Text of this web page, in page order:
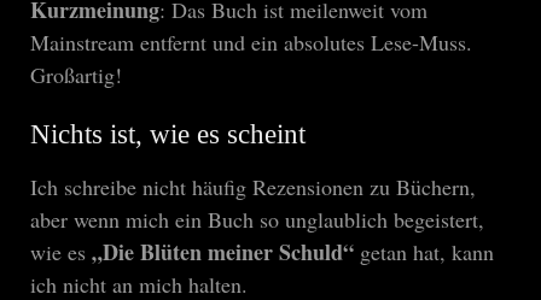
Kurzmeinung: Das Buch ist meilenweit vom
Mainstream entfernt und ein absolutes Lese-Muss.
Großartig!
Nichts ist, wie es scheint
Ich schreibe nicht häufig Rezensionen zu Büchern,
aber wenn mich ein Buch so unglaublich begeistert,
wie es „Die Blüten meiner Schuld“ getan hat, kann
ich nicht an mich halten.